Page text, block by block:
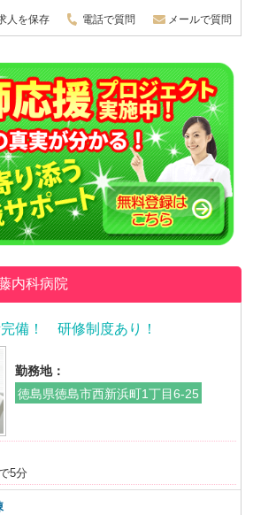
人を保存 電話で質問 メールで質問
内科病院
備！ 研修制度あり！
勤務地：
徳島県徳島市西新浜町1丁目6-25
5分